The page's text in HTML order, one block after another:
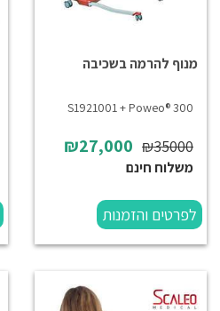
מנוף להרמה בשכיבה
S1921001 + Poweo® 300
₪27,000 ₪35000
משלוח חינם
לפרטים והזמנות